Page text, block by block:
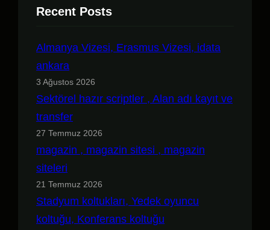
Recent Posts
Almanya Vizesi, Erasmus Vizesi, idata
ankara
3 Ağustos 2026
Sektörel hazır scriptler , Alan adı kayıt ve
transfer
27 Temmuz 2026
magazin , magazin sitesi , magazin
siteleri
21 Temmuz 2026
Stadyum koltukları, Yedek oyuncu
koltuğu, Konferans koltuğu